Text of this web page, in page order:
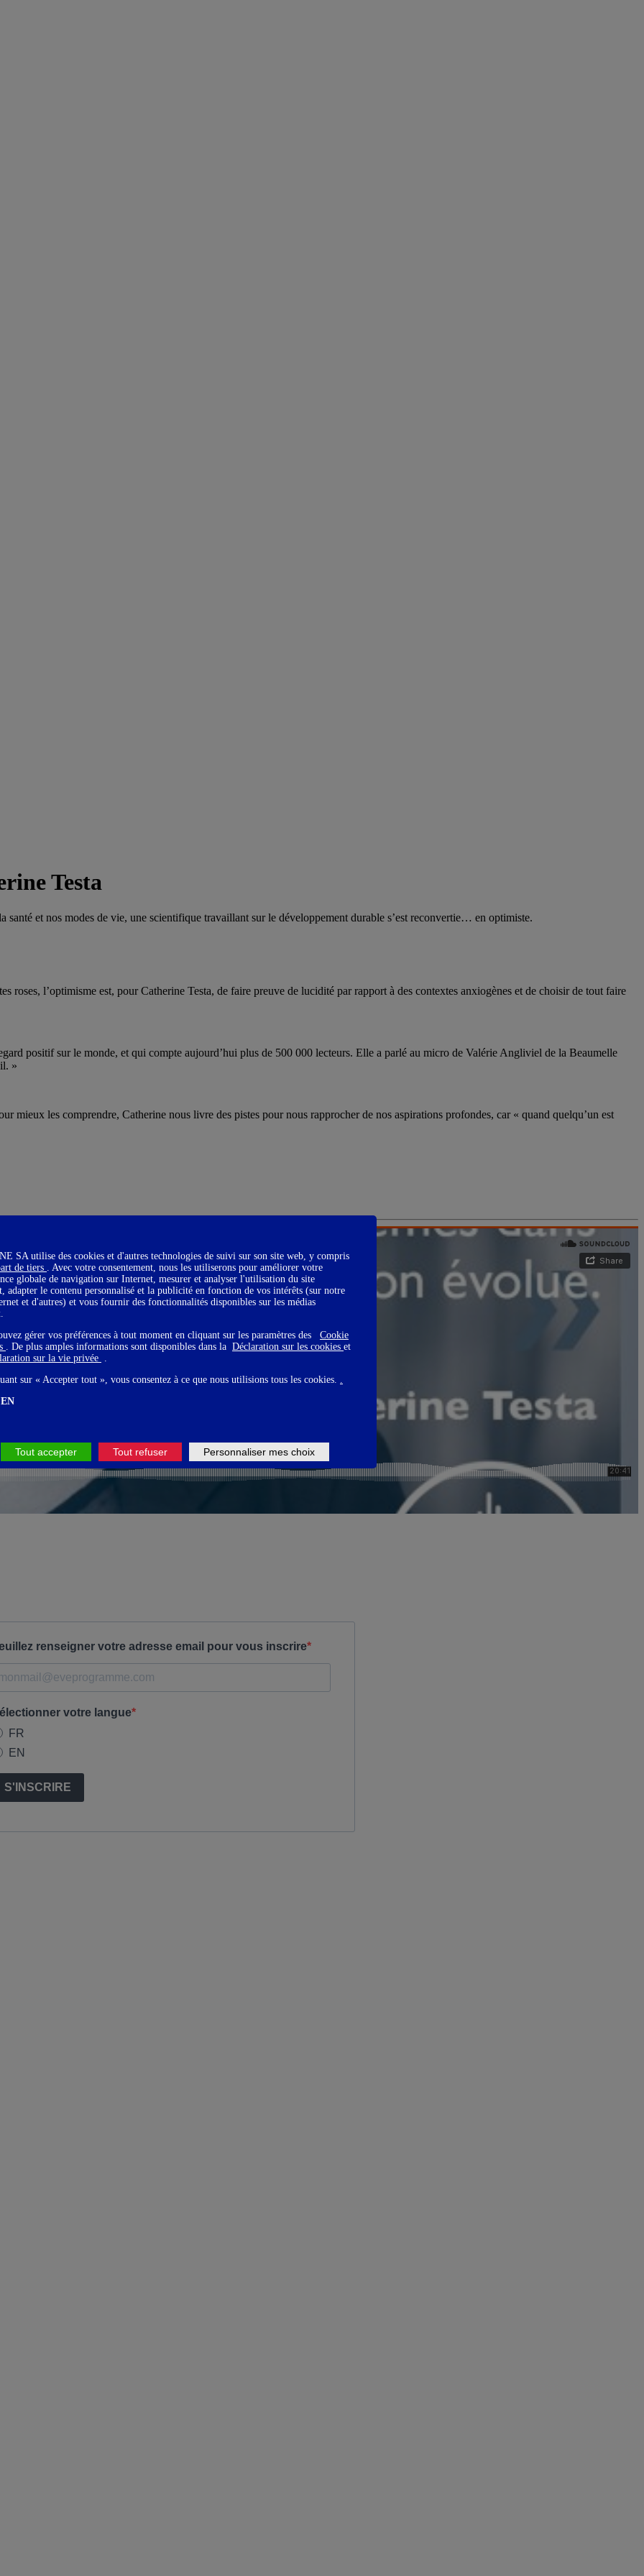
Testa
santé et nos modes de vie, une scientifique travaillant sur le développement durable s’est reconvertie… en optimiste.
roses, l’optimisme est, pour Catherine Testa, de faire preuve de lucidité par rapport à des contextes anxiogènes et de choisir de tout faire
positif sur le monde, et qui compte aujourd’hui plus de 500 000 lecteurs. Elle a parlé au micro de Valérie Angliviel de la Beaumelle
»
mieux les comprendre, Catherine nous livre des pistes pour nous rapprocher de nos aspirations profondes, car « quand quelqu’un est
renseigner votre adresse email pour vous inscrire
votre langue
FR
EN
S'INSCRIRE
SA utilise des cookies et d'autres technologies de suivi sur son site web, y compris
de tiers . Avec votre consentement, nous les utiliserons pour améliorer votre
globale de navigation sur Internet, mesurer et analyser l'utilisation du site
adapter le contenu personnalisé et la publicité en fonction de vos intérêts (sur notre
et d'autres) et vous fournir des fonctionnalités disponibles sur les médias
gérer vos préférences à tout moment en cliquant sur les paramètres des Cookie
. De plus amples informations sont disponibles dans la Déclaration sur les cookies et
sur la vie privée .
sur « Accepter tout », vous consentez à ce que nous utilisions tous les cookies. .
EN
Tout accepter Tout refuser Personnaliser mes choix